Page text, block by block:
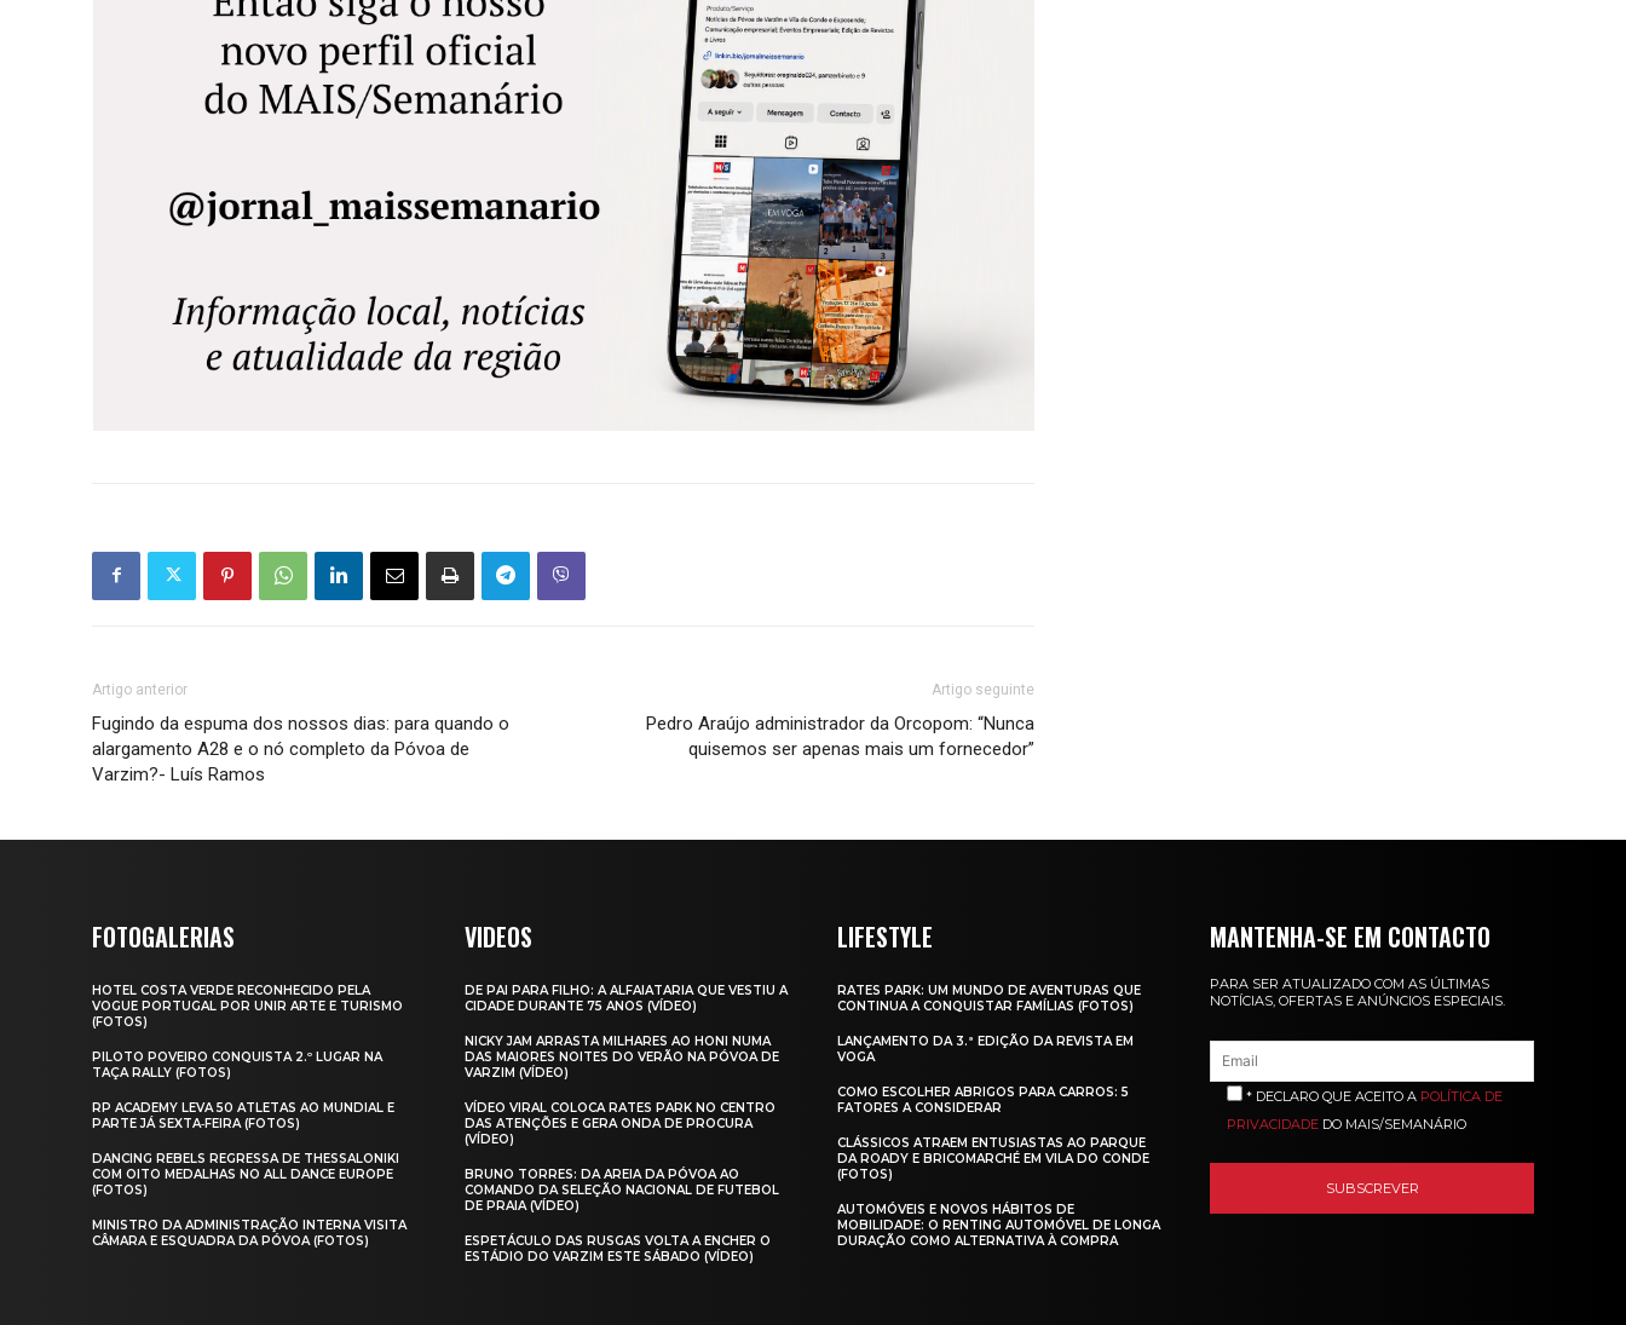
Artigo anterior
Fugindo da espuma dos nossos dias: para quando o
alargamento A28 e o nó completo da Póvoa de
Varzim?- Luís Ramos
Artigo seguinte
Pedro Araújo administrador da Orcopom: “Nunca
quisemos ser apenas mais um fornecedor”
FOTOGALERIAS
HOTEL COSTA VERDE RECONHECIDO PELA
VOGUE PORTUGAL POR UNIR ARTE E TURISMO
(FOTOS)
PILOTO POVEIRO CONQUISTA 2.º LUGAR NA
TAÇA RALLY (FOTOS)
RP ACADEMY LEVA 50 ATLETAS AO MUNDIAL E
PARTE JÁ SEXTA‑FEIRA (FOTOS)
DANCING REBELS REGRESSA DE THESSALONIKI
COM OITO MEDALHAS NO ALL DANCE EUROPE
(FOTOS)
MINISTRO DA ADMINISTRAÇÃO INTERNA VISITA
CÂMARA E ESQUADRA DA PÓVOA (FOTOS)
VIDEOS
DE PAI PARA FILHO: A ALFAIATARIA QUE VESTIU A
CIDADE DURANTE 75 ANOS (VÍDEO)
NICKY JAM ARRASTA MILHARES AO HONI NUMA
DAS MAIORES NOITES DO VERÃO NA PÓVOA DE
VARZIM (VÍDEO)
VÍDEO VIRAL COLOCA RATES PARK NO CENTRO
DAS ATENÇÕES E GERA ONDA DE PROCURA
(VÍDEO)
BRUNO TORRES: DA AREIA DA PÓVOA AO
COMANDO DA SELEÇÃO NACIONAL DE FUTEBOL
DE PRAIA (VÍDEO)
ESPETÁCULO DAS RUSGAS VOLTA A ENCHER O
ESTÁDIO DO VARZIM ESTE SÁBADO (VÍDEO)
LIFESTYLE
RATES PARK: UM MUNDO DE AVENTURAS QUE
CONTINUA A CONQUISTAR FAMÍLIAS (FOTOS)
LANÇAMENTO DA 3.ª EDIÇÃO DA REVISTA EM
VOGA
COMO ESCOLHER ABRIGOS PARA CARROS: 5
FATORES A CONSIDERAR
CLÁSSICOS ATRAEM ENTUSIASTAS AO PARQUE
DA ROADY E BRICOMARCHÉ EM VILA DO CONDE
(FOTOS)
AUTOMÓVEIS E NOVOS HÁBITOS DE
MOBILIDADE: O RENTING AUTOMÓVEL DE LONGA
DURAÇÃO COMO ALTERNATIVA À COMPRA
MANTENHA-SE EM CONTACTO
PARA SER ATUALIZADO COM AS ÚLTIMAS
NOTÍCIAS, OFERTAS E ANÚNCIOS ESPECIAIS.
* DECLARO QUE ACEITO A POLÍTICA DE
PRIVACIDADE DO MAIS/SEMANÁRIO